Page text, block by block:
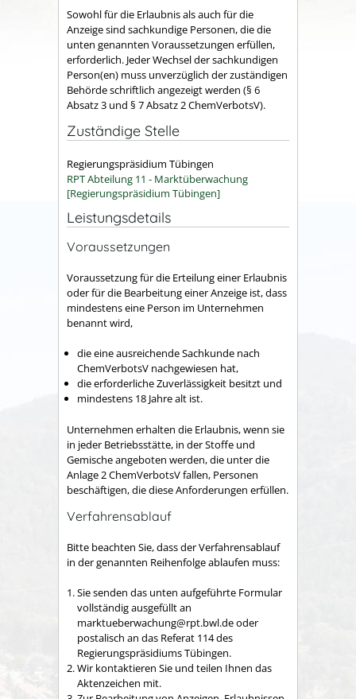
Sowohl für die Erlaubnis als auch für die
Anzeige sind sachkundige Personen, die die
unten genannten Voraussetzungen erfüllen,
erforderlich. Jeder Wechsel der sachkundigen
Person(en) muss unverzüglich der zuständigen
Behörde schriftlich angezeigt werden (§ 6
Absatz 3 und § 7 Absatz 2 ChemVerbotsV).
Zuständige Stelle
Regierungspräsidium Tübingen
RPT Abteilung 11 - Marktüberwachung
[Regierungspräsidium Tübingen]
Leistungsdetails
Voraussetzungen
Voraussetzung für die Erteilung einer Erlaubnis
oder für die Bearbeitung einer Anzeige ist, dass
mindestens eine Person im Unternehmen
benannt wird,
die eine ausreichende Sachkunde nach
ChemVerbotsV nachgewiesen hat,
die erforderliche Zuverlässigkeit besitzt und
mindestens 18 Jahre alt ist.
Unternehmen erhalten die Erlaubnis, wenn sie
in jeder Betriebsstätte, in der Stoffe und
Gemische angeboten werden, die unter die
Anlage 2 ChemVerbotsV fallen, Personen
beschäftigen, die diese Anforderungen erfüllen.
Verfahrensablauf
Bitte beachten Sie, dass der Verfahrensablauf
in der genannten Reihenfolge ablaufen muss:
Sie senden das unten aufgeführte Formular
vollständig ausgefüllt an
marktueberwachung@rpt.bwl.de oder
postalisch an das Referat 114 des
Regierungspräsidiums Tübingen.
Wir kontaktieren Sie und teilen Ihnen das
Aktenzeichen mit.